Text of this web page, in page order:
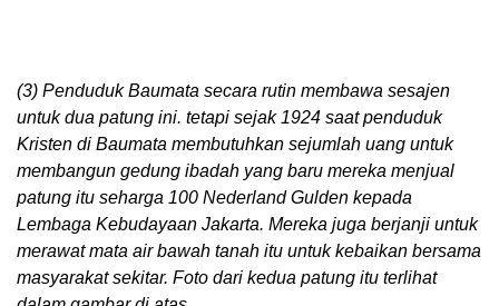
(3) Penduduk Baumata secara rutin membawa sesajen
untuk dua patung ini. tetapi sejak 1924 saat penduduk
Kristen di Baumata membutuhkan sejumlah uang untuk
membangun gedung ibadah yang baru mereka menjual
patung itu seharga 100 Nederland Gulden kepada
Lembaga Kebudayaan Jakarta. Mereka juga berjanji untuk
merawat mata air bawah tanah itu untuk kebaikan bersama
masyarakat sekitar. Foto dari kedua patung itu terlihat